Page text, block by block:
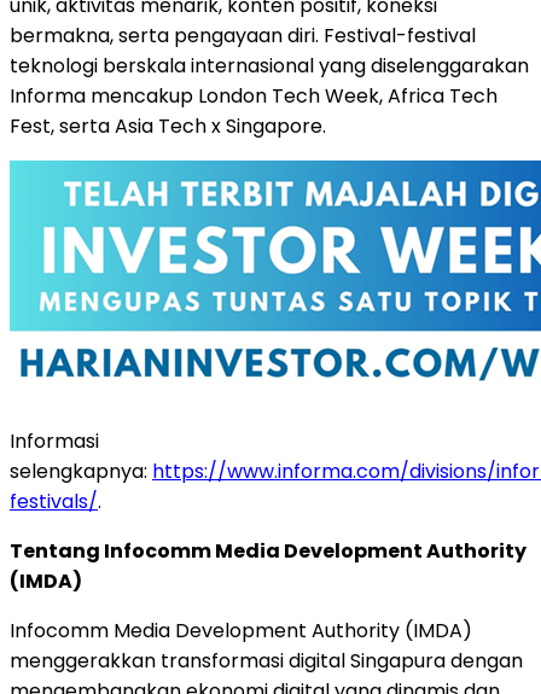
bermakna, serta pengayaan diri. Festival-festival
teknologi berskala internasional yang diselenggarakan
Informa mencakup London Tech Week, Africa Tech
Fest, serta Asia Tech x Singapore.
Informasi
selengkapnya: https://www.informa.com/divisions/
festivals/.
Tentang Infocomm Media Development Authority
(IMDA)
Infocomm Media Development Authority (IMDA)
menggerakkan transformasi digital Singapura dengan